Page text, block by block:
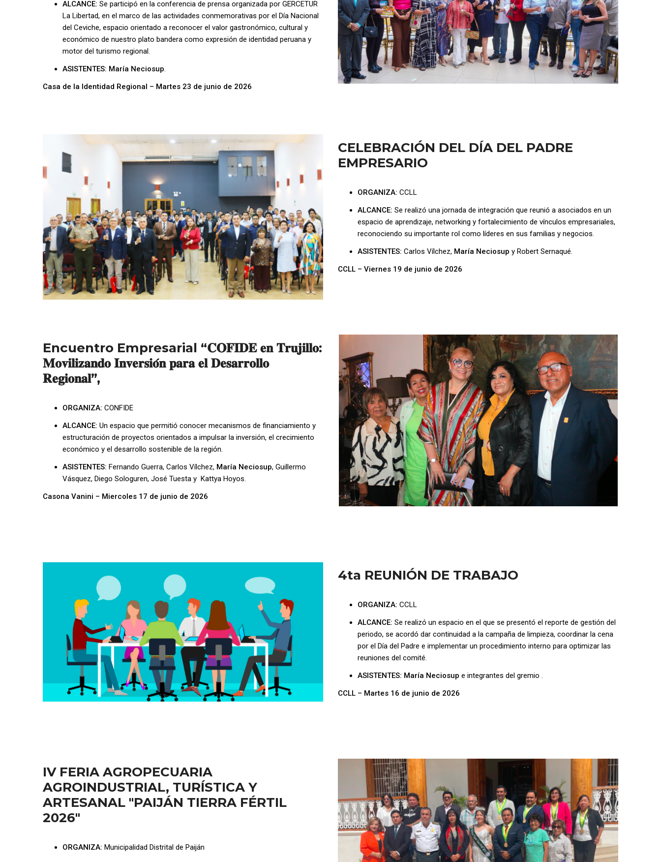
ALCANCE: Se participó en la conferencia de prensa organizada por GERCETUR
La Libertad, en el marco de las actividades conmemorativas por el Día Nacional
del Ceviche, espacio orientado a reconocer el valor gastronómico, cultural y
económico de nuestro plato bandera como expresión de identidad peruana y
motor del turismo regional.
ASISTENTES: María Neciosup.
Casa de la Identidad Regional – Martes 23 de junio de 2026
CELEBRACIÓN DEL DÍA DEL PADRE
EMPRESARIO
ORGANIZA: CCLL
ALCANCE: Se realizó una jornada de integración que reunió a asociados en un
espacio de aprendizaje, networking y fortalecimiento de vínculos empresariales,
reconociendo su importante rol como líderes en sus familias y negocios.
ASISTENTES: Carlos Vílchez, María Neciosup y Robert Sernaqué.
CCLL – Viernes 19 de junio de 2026
Encuentro Empresarial “𝐂𝐎𝐅𝐈𝐃𝐄 𝐞𝐧 𝐓𝐫𝐮𝐣𝐢𝐥𝐥𝐨:
𝐌𝐨𝐯𝐢𝐥𝐢𝐳𝐚𝐧𝐝𝐨 𝐈𝐧𝐯𝐞𝐫𝐬𝐢𝐨́𝐧 𝐩𝐚𝐫𝐚 𝐞𝐥 𝐃𝐞𝐬𝐚𝐫𝐫𝐨𝐥𝐥𝐨
𝐑𝐞𝐠𝐢𝐨𝐧𝐚𝐥”,
ORGANIZA: CONFIDE
ALCANCE: Un espacio que permitió conocer mecanismos de financiamiento y
estructuración de proyectos orientados a impulsar la inversión, el crecimiento
económico y el desarrollo sostenible de la región.
ASISTENTES: Fernando Guerra, Carlos Vílchez, María Neciosup, Guillermo
Vásquez, Diego Sologuren, José Tuesta y Kattya Hoyos.
Casona Vanini – Miercoles 17 de junio de 2026
4ta REUNIÓN DE TRABAJO
ORGANIZA: CCLL
ALCANCE: Se realizó un espacio en el que se presentó el reporte de gestión del
periodo, se acordó dar continuidad a la campaña de limpieza, coordinar la cena
por el Día del Padre e implementar un procedimiento interno para optimizar las
reuniones del comité.
ASISTENTES: María Neciosup e integrantes del gremio .
CCLL – Martes 16 de junio de 2026
IV FERIA AGROPECUARIA
AGROINDUSTRIAL, TURÍSTICA Y
ARTESANAL "PAIJÁN TIERRA FÉRTIL
2026"
ORGANIZA: Municipalidad Distrital de Paiján